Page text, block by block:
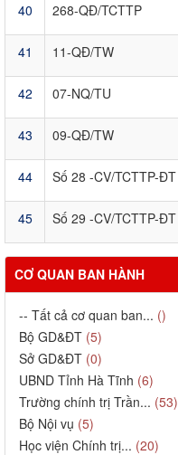
40 268-QĐ/TCTTP
41 11-QĐ/TW
42 07-NQ/TU
43 09-QĐ/TW
44 Số 28 -CV/TCTTP-ĐT
45 Số 29 -CV/TCTTP-ĐT
CƠ QUAN BAN HÀNH
-- Tất cả cơ quan ban... ()
Bộ GD&ĐT (5)
Sở GD&ĐT (0)
UBND Tỉnh Hà Tĩnh (6)
Trường chính trị Trần... (53)
Bộ Nội vụ (5)
Học viện Chính trị... (20)